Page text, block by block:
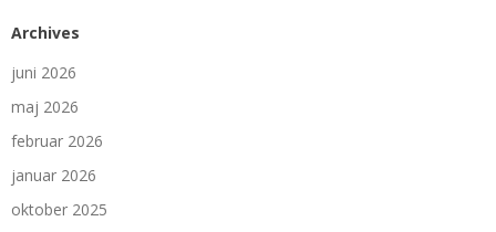
Archives
juni 2026
maj 2026
februar 2026
januar 2026
oktober 2025